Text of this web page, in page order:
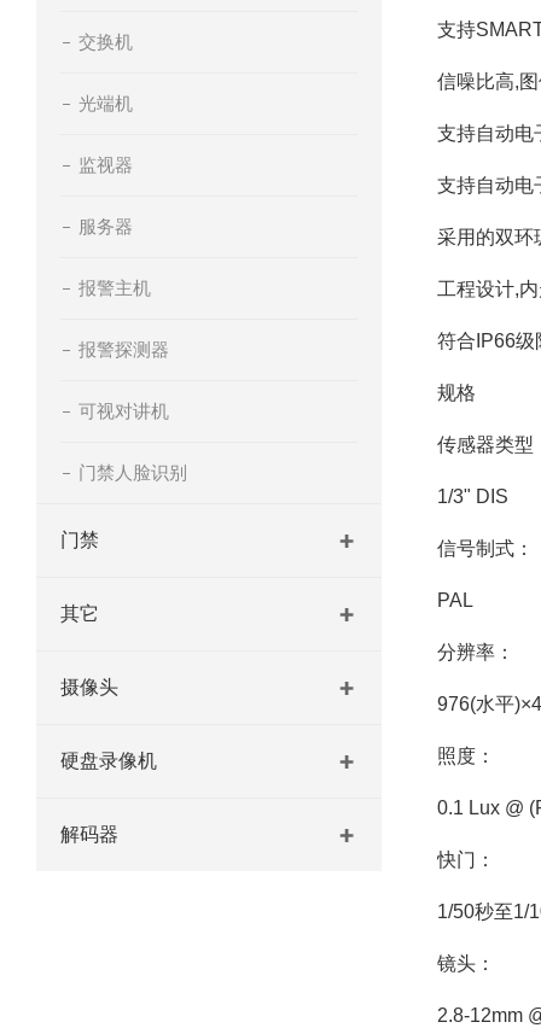
交换机
光端机
监视器
服务器
报警主机
报警探测器
可视对讲机
门禁人脸识别
门禁
其它
摄像头
硬盘录像机
解码器
支持
信噪比高,
支持自动电
支持自动电
采用的双环
工程设计,
符合IP66级
规格
传感器类型
1/3" DIS
信号制式：
PAL
分辨率：
976(水平
照度：
0.1 Lux @
快门：
1/50秒至1/
镜头：
2.8-12mm